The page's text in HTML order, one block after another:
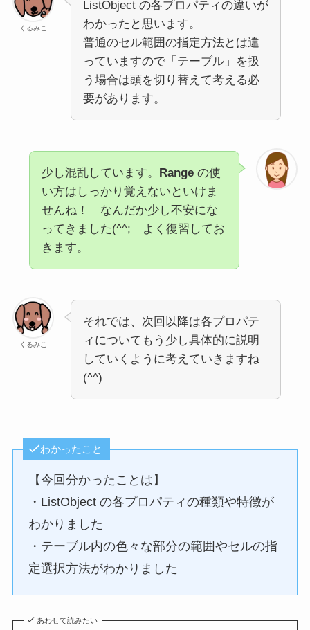
くるみこ
ListObject の各プロパティの違いが
わかったと思います。
普通のセル範囲の指定方法とは違
っていますので「テーブル」を扱
う場合は頭を切り替えて考える必
要があります。
少し混乱しています。 Rangeの使
い方はしっかり覚えないといけま
せんね！ なんだか少し不安にな
ってきました(^^; よく復習してお
きます。
くるみこ
それでは、次回以降は各プロパテ
ィについてもう少し具体的に説明
していくように考えていきますね
(^^)
わかったこと
【今回分かったことは】
・ListObject の各プロパティの種類や特徴が
わかりました
・テーブル内の色々な部分の範囲やセルの指
定選択方法がわかりました
あわせて読みたい